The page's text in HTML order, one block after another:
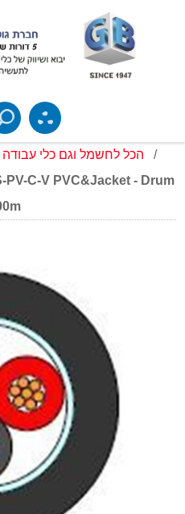
הכל לחשמל וגם כלי עבודה
/
PV-C-V PVC&Jacket - Drum